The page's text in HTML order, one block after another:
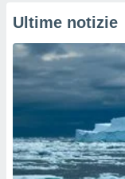
Ultime notizie